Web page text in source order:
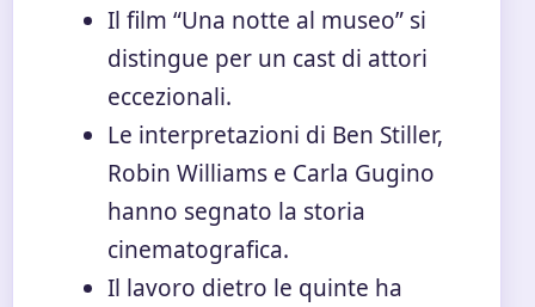
Il film “Una notte al museo” si
distingue per un cast di attori
eccezionali.
Le interpretazioni di Ben Stiller,
Robin Williams e Carla Gugino
hanno segnato la storia
cinematografica.
Il lavoro dietro le quinte ha